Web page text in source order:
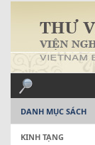
DANH MỤC SÁCH
KINH TẠNG